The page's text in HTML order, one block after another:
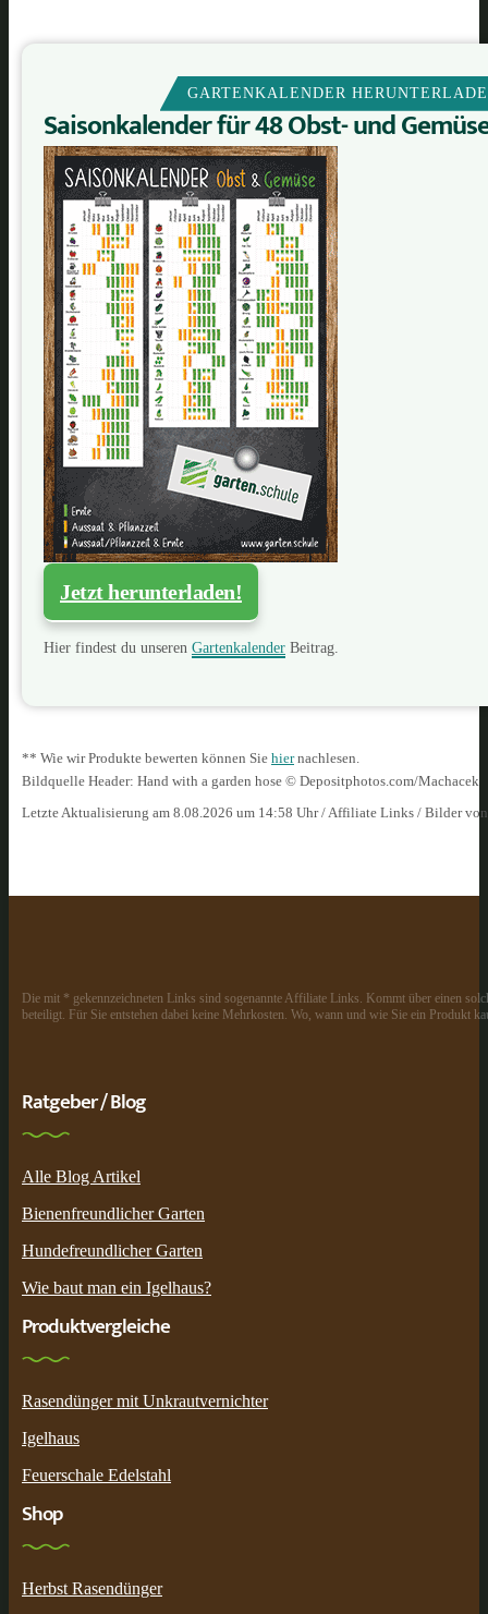
GARTENKALENDER
Saisonkalender für 48 Obst- und
Jetzt herunterladen!
Hier findest du unseren Gartenkalender Beitrag.
** Wie wir Produkte bewerten können Sie hiernachlesen.
Bildquelle Header: Hand with a garden hose © Depositphotos.com/Machacek
Letzte Aktualisierung am 8.08.2026 um 14:58 Uhr / Affiliate Links / Bilder
Die mit * gekennzeichneten Links sind sogenannte Affiliate Links. Kommt über einen
beteiligt. Für Sie entstehen dabei keine Mehrkosten. Wo, wann und wie Sie ein Produkt
Ratgeber / Blog
Alle Blog Artikel
Bienenfreundlicher Garten
Hundefreundlicher Garten
Wie baut man ein Igelhaus?
Produktvergleiche
Rasendünger mit Unkrautvernichter
Igelhaus
Feuerschale Edelstahl
Shop
Herbst Rasendünger